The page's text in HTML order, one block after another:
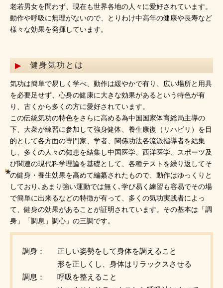
老若男女を問わず、現在も世界各地の人々に愛好されています。
動作や呼吸に無理がないので、とりわけ中高年の健康や長寿など
様々な効果を発揮しています。
健身気功とは
気功は簡単で易しく学べ、動作は緩やかで有り、広い場所と用具
を必要足せず、心身の健康に大きな効果があるという特色が有
り、古くから多くの方に愛好されています。
この伝統気功の特色をさらに高める為中国国家体育総局主導の
下、大衆が練習に参加して強身健体、養生康復（リハビリ）を目
的として各方面の専門家、学者、関係功法各流派指導者を結集
し、多くの人々の知恵を結集し中国医学、西洋医学、スポーツ及
び関連の現代科学理論を基礎として、各種テストを繰り返してそ
の健身・養生効果を高めて編纂されたもので、動作はゆっくりと
しており､あまり強い運動では無く､学び易く練習も容易でその場
で簡単に出来るなどの特徴が有って、多くの気功実践者によっ
て、健身の効果があることが証明されています。その基本は「調
身」「調息」調心」の三調です。
調身：
正しい姿勢をして身体を調えること
形を正しくし、身体はリラックスさせる
調息：
呼吸を整えること